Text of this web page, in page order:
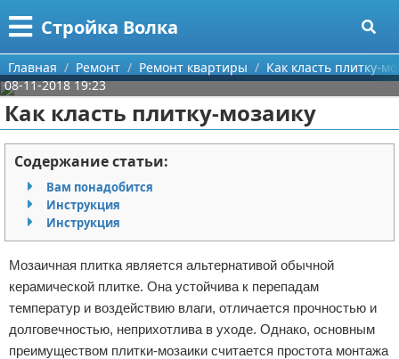
Стройка Волка
Меню
Главная
Категории
Строительство
Мебель
Интерьер и дизайн
Дизайн дачи
Дизайн квартиры
Кухня
Посуда
Ремонт
Ремонт дачи
Инструменты
Поиск
О проекте
Контакты
Сотрудничество
Размещение рекламы
Для правообладателей
Главная Ремонт Ремонт квартиры
Как класть плитку-
08-11-2018 19:23
Как класть плитку-мозаику
Содержание статьи:
Вам понадобится
Инструкция
Инструкция
Мозаичная плитка является альтернативой обычной
керамической плитке. Она устойчива к перепадам
температур и воздействию влаги, отличается прочностью и
долговечностью, неприхотлива в уходе. Однако, основным
преимуществом плитки-мозаики считается простота монтажа